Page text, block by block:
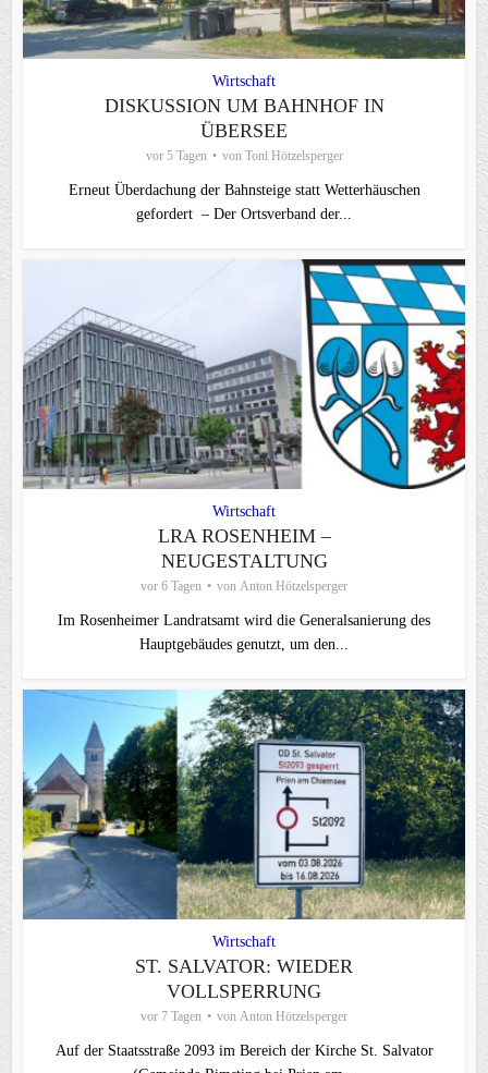
Wirtschaft
DISKUSSION UM BAHNHOF IN
ÜBERSEE
vor 5 Tagen von Toni Hötzelsperger
Erneut Überdachung der Bahnsteige statt Wetterhäuschen
gefordert – Der Ortsverband der...
Wirtschaft
LRA ROSENHEIM –
NEUGESTALTUNG
vor 6 Tagen von Anton Hötzelsperger
Im Rosenheimer Landratsamt wird die Generalsanierung des
Hauptgebäudes genutzt, um den...
Wirtschaft
ST. SALVATOR: WIEDER
VOLLSPERRUNG
vor 7 Tagen von Anton Hötzelsperger
Auf der Staatsstraße 2093 im Bereich der Kirche St. Salvator